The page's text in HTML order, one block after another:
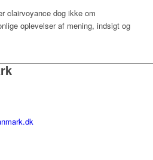
clairvoyance dog ikke om
oplevelser af mening, indsigt og